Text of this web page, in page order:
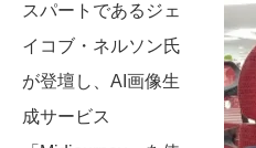
スパートであるジェ
イコブ・ネルソン氏
が登壇し、AI画像生
成サービス